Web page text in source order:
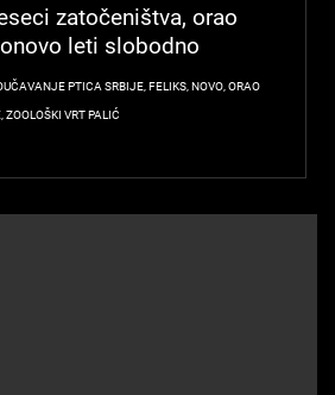
zatočeništva, orao
leti slobodno
PTICA SRBIJE,FELIKS,NOVO,ORAO
,ZOOLOŠKI VRT PALIĆ